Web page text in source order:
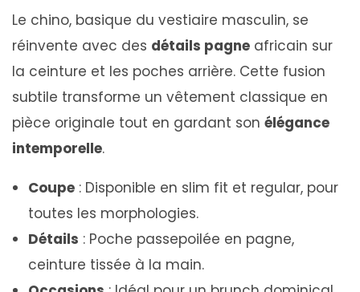
Le chino, basique du vestiaire masculin, se
réinvente avec des détails pagne africain sur
la ceinture et les poches arrière. Cette fusion
subtile transforme un vêtement classique en
pièce originale tout en gardant son élégance
intemporelle.
Coupe : Disponible en slim fit et regular, pour
toutes les morphologies.
Détails : Poche passepoilée en pagne,
ceinture tissée à la main.